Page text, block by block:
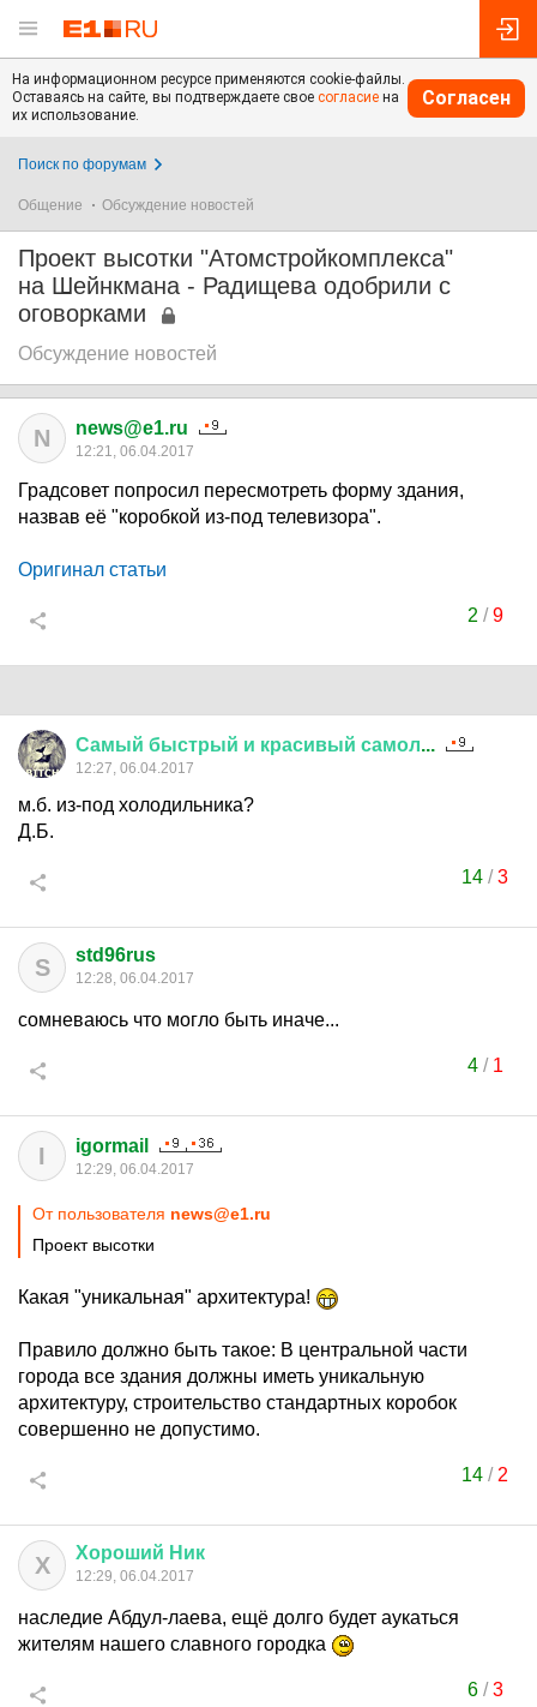
На информационном ресурсе применяются cookie-файлы.
Оставаясь на сайте, вы подтверждаете свое согласие на
их использование.
Согласен
Поиск по форумам
Общение Обсуждение новостей
Проект высотки "Атомстройкомплекса"
на Шейнкмана - Радищева одобрили с
оговорками
Обсуждение новостей
N news@e1.ru
12:21, 06.04.2017
Градсовет попросил пересмотреть форму здания,
назвав её "коробкой из-под телевизора".
Оригинал статьи
2 /9
Самый быстрый и красивый самол...
12:27, 06.04.2017
м.б. из-под холодильника?
Д.Б.
14 /3
S std96rus
12:28, 06.04.2017
сомневаюсь что могло быть иначе...
4/ 1
I igormail
12:29, 06.04.2017
От пользователя news@e1.ru
Проект высотки
Какая "уникальная" архитектура!
Правило должно быть такое: В центральной части
города все здания должны иметь уникальную
архитектуру, строительство стандартных коробок
совершенно не допустимо.
14 / 2
Х Хороший Ник
12:29, 06.04.2017
наследие Абдул-лаева, ещё долго будет аукаться
жителям нашего славного городка
6/3